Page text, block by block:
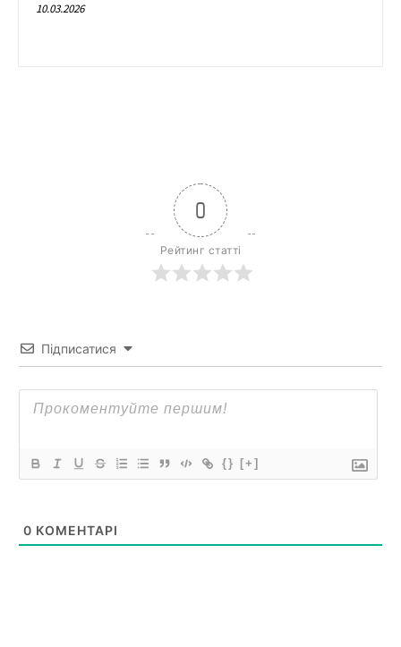
10.03.2026
0
Рейтинг статті
Підписатися
{} [+]
0 КОМЕНТАРІ